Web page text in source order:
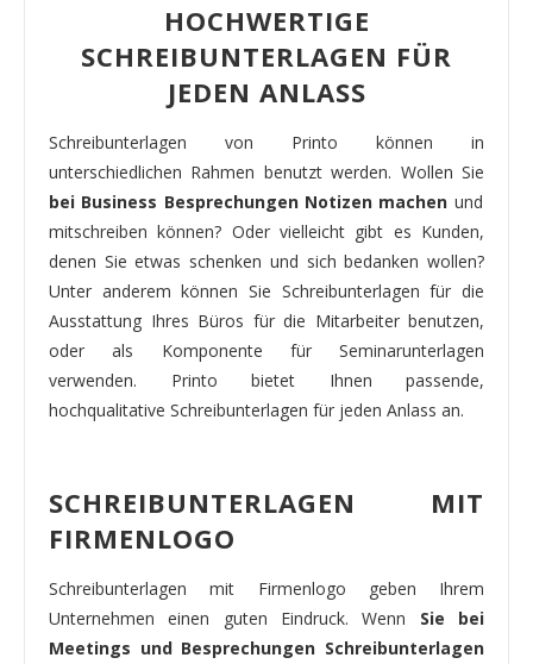
HOCHWERTIGE
SCHREIBUNTERLAGEN FÜR
JEDEN ANLASS
Schreibunterlagen von Printo können in
unterschiedlichen Rahmen benutzt werden. Wollen Sie
bei Business Besprechungen Notizen machen und
mitschreiben können? Oder vielleicht gibt es Kunden,
denen Sie etwas schenken und sich bedanken wollen?
Unter anderem können Sie Schreibunterlagen für die
Ausstattung Ihres Büros für die Mitarbeiter benutzen,
oder als Komponente für Seminarunterlagen
verwenden. Printo bietet Ihnen passende,
hochqualitative Schreibunterlagen für jeden Anlass an.
SCHREIBUNTERLAGEN MIT
FIRMENLOGO
Schreibunterlagen mit Firmenlogo geben Ihrem
Unternehmen einen guten Eindruck. Wenn Sie bei
Meetings und Besprechungen Schreibunterlagen